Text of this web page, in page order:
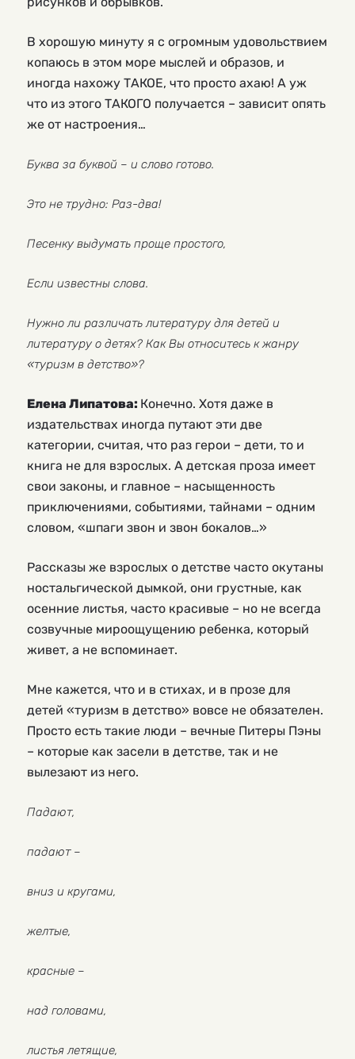
В хорошую минуту я с огромным удовольствием
копаюсь в этом море мыслей и образов, и
иногда нахожу ТАКОЕ, что просто ахаю! А уж
что из этого ТАКОГО получается – зависит опять
же от настроения…
Буква за буквой – и слово готово.
Это не трудно: Раз-два!
Песенку выдумать проще простого,
Если известны слова.
Нужно ли различать литературу для детей и
литературу о детях? Как Вы относитесь к жанру
«туризм в детство»?
Елена Липатова: Конечно. Хотя даже в
издательствах иногда путают эти две
категории, считая, что раз герои – дети, то и
книга не для взрослых. А детская проза имеет
свои законы, и главное – насыщенность
приключениями, событиями, тайнами – одним
словом, «шпаги звон и звон бокалов…»
Рассказы же взрослых о детстве часто окутаны
ностальгической дымкой, они грустные, как
осенние листья, часто красивые – но не всегда
созвучные мироощущению ребенка, который
живет, а не вспоминает.
Мне кажется, что и в стихах, и в прозе для
детей «туризм в детство» вовсе не обязателен.
Просто есть такие люди – вечные Питеры Пэны
– которые как засели в детстве, так и не
вылезают из него.
Падают,
падают –
вниз и кругами,
желтые,
красные –
над головами,
листья летящие,